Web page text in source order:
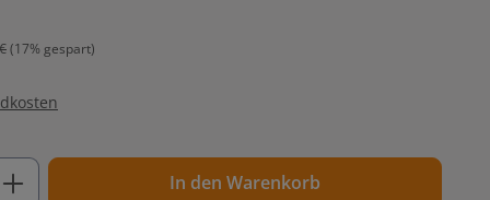
(17% gespart)
den gewünschten Wert ein oder
In den Warenkorb